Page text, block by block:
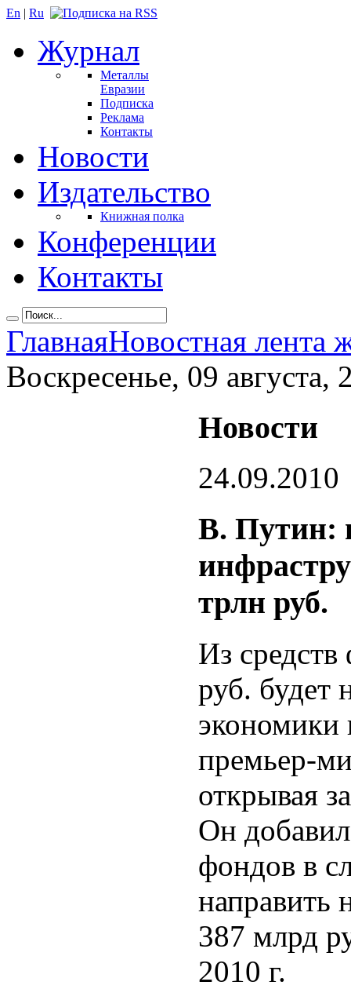
En | Ru
Журнал
Металлы
Евразии
Подписка
Реклама
Контакты
Новости
Издательство
Книжная полка
Конференции
Контакты
ГлавнаяНовостная лента
Воскресенье, 09 августа,
Новости
24.09.2010
В. Путин:
трлн руб.
Из
руб. будет
экономики
премьер-
открывая
Он
фондов в
направить
387 млрд
2010 г.